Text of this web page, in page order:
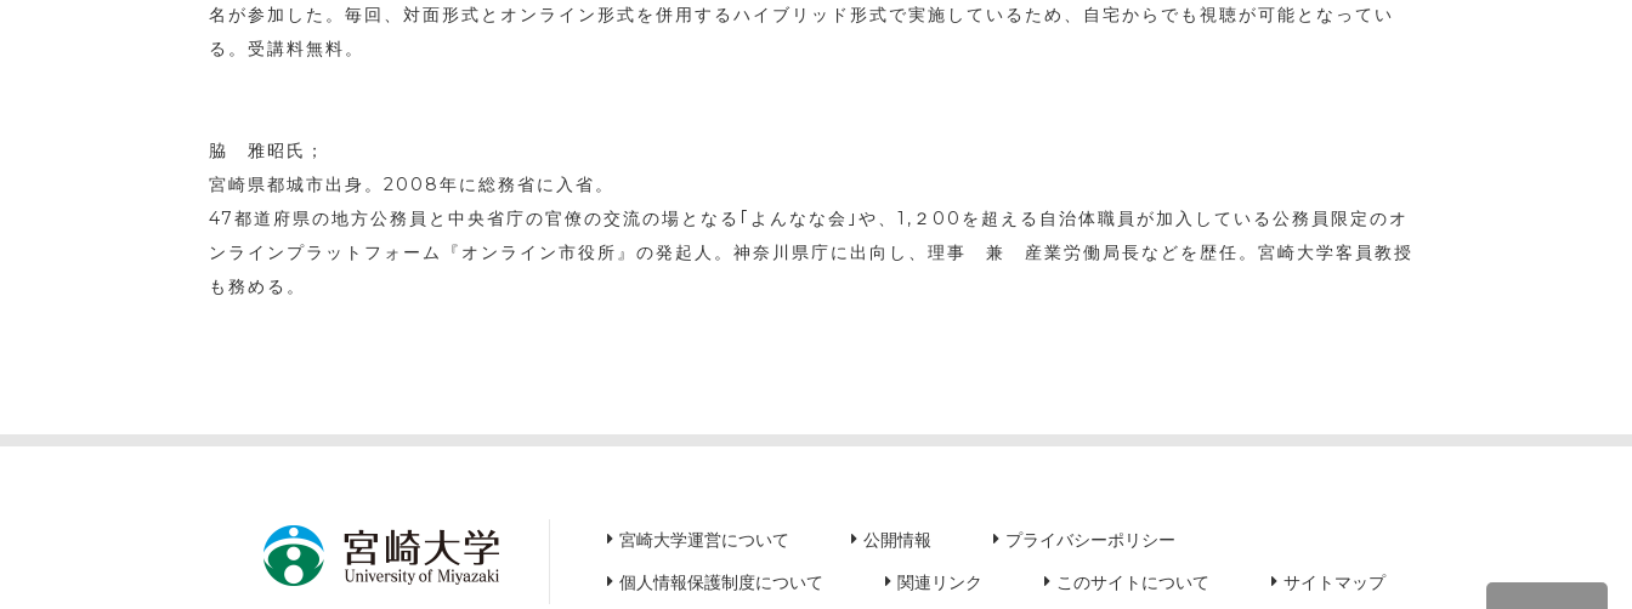
名が参加した。毎回、対面形式とオンライン形式を併用するハイブリッド形式で実施しているため、自宅からでも視聴が可能となってい
る。受講料無料。
脇 雅昭氏；
宮崎県都城市出身。2008年に総務省に入省。
47都道府県の地方公務員と中央省庁の官僚の交流の場となる｢よんなな会｣や、1,２00を超える自治体職員が加入している公務員限定のオ
ンラインプラットフォーム『オンライン市役所』の発起人。神奈川県庁に出向し、理事 兼 産業労働局長などを歴任。宮崎大学客員教授
も務める。
宮崎大学運営について 公開情報
プライバシーポリシー
個人情報保護制度について
関連リンク このサイトについて サイトマップ